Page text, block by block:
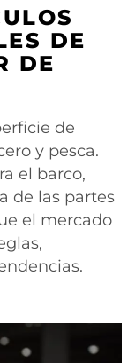
DE
DE
de
y pesca.
el barco,
de las partes
el mercado